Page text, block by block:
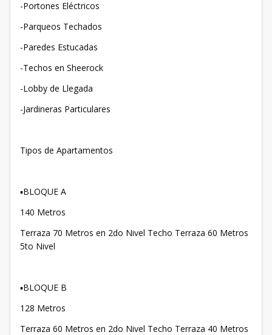
-Portones Eléctricos
-Parqueos Techados
-Paredes Estucadas
-Techos en Sheerock
-Lobby de Llegada
-Jardineras Particulares
Tipos de Apartamentos
▪️BLOQUE A
140 Metros
Terraza 70 Metros en 2do Nivel Techo Terraza 60 Metros
5to Nivel
▪️BLOQUE B
128 Metros
Terraza 60 Metros en 2do Nivel Techo Terraza 40 Metros